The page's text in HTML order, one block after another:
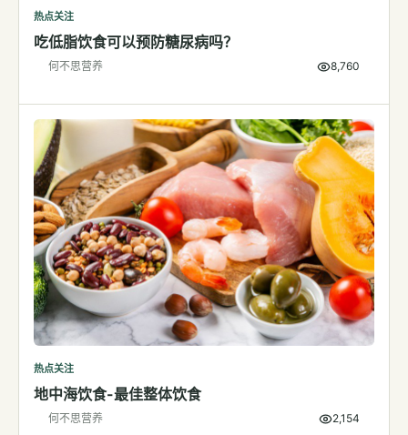
热点关注
吃低脂饮食可以预防糖尿病吗？
何不思营养 8,760
热点关注
地中海饮食-最佳整体饮食
何不思营养 2,154